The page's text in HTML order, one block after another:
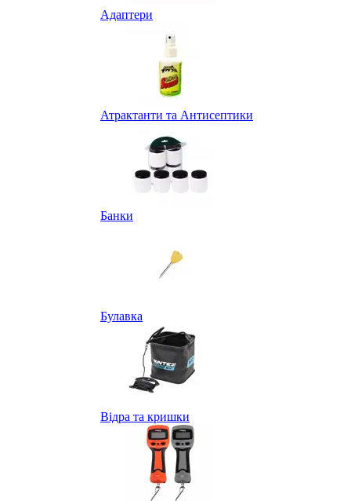
Адаптери
Атрактанти та Антисептики
Банки
Булавка
Відра та кришки